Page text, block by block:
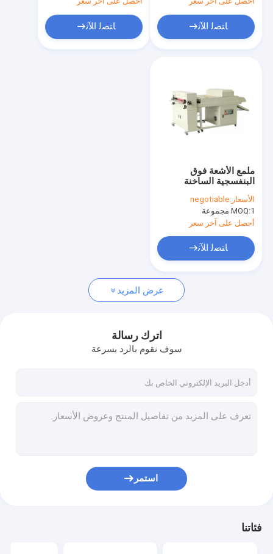
ﺎﺘﺼﻟ ﺍﻶﻧ ﺎﺘﺼﻟ ﺍﻶﻧ
ملمع الأشعة فوق
البنفسجية الساخنة
الأسعار:negotiable
MOQ:1 مجموعة
أحصل على آخر سعر
ﺎﺘﺼﻟ ﺍﻶﻧ
عرض المزيد
اترك رسالة
سوف نقوم بالرد بسرعة
استمر
فئاتنا